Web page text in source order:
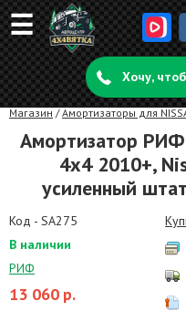
☰
Хочу,
Магазин /Амортизаторы для
Амортизатор
4x4 2010+,
усиленный
Код - SA275
В наличии
РИФ
13 060 р.